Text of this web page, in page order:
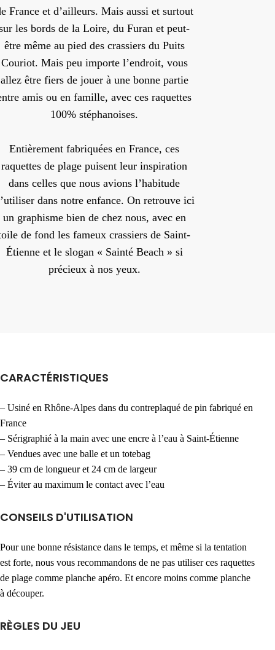
France et d’ailleurs. Mais aussi et surtout
les bords de la Loire, du Furan et peut-
être même au pied des crassiers du Puits
Couriot. Mais peu importe l’endroit, vous
allez être fiers de jouer à une bonne partie
amis ou en famille, avec ces raquettes
100% stéphanoises.
Entièrement fabriquées en France, ces
raquettes de plage puisent leur inspiration
dans celles que nous avions l’habitude
dans notre enfance. On retrouve ici
un graphisme bien de chez nous, avec en
de fond les fameux crassiers de Saint-
Étienne et le slogan « Sainté Beach » si
précieux à nos yeux.
CARACTÉRISTIQUES
– Usiné en Rhône-Alpes dans du contreplaqué de pin fabriqué en
France
– Sérigraphié à la main avec une encre à l’eau à Saint-Étienne
– Vendues avec une balle et un totebag
– 39 cm de longueur et 24 cm de largeur
– Éviter au maximum le contact avec l’eau
CONSEILS D'UTILISATION
Pour une bonne résistance dans le temps, et même si la tentation
est forte, nous vous recommandons de ne pas utiliser ces raquettes
de plage comme planche apéro. Et encore moins comme planche
à découper.
RÈGLES DU JEU